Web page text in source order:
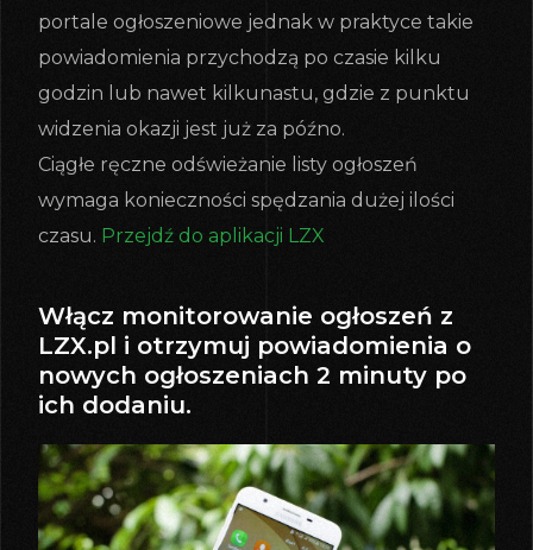
portale ogłoszeniowe jednak w praktyce takie
powiadomienia przychodzą po czasie kilku
godzin lub nawet kilkunastu, gdzie z punktu
widzenia okazji jest już za późno.
Ciągłe ręczne odświeżanie listy ogłoszeń
wymaga konieczności spędzania dużej ilości
czasu. Przejdź do aplikacji LZX
Włącz monitorowanie ogłoszeń z
LZX.pl i otrzymuj powiadomienia o
nowych ogłoszeniach 2 minuty po
ich dodaniu.